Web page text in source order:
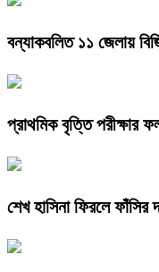
বন্যাকবলিত ১১ জেলায়
প্রাথমিক বৃত্তি পরীক্ষার
শেখ হাসিনা ফিরলে